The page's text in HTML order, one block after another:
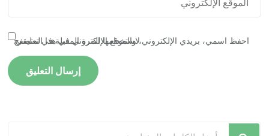
احفظ اسمي، بريدي الإلكتروني، والموقع الإلكتروني في هذا المتصفح لاستخدامها المرة المقبلة في تعليقي.